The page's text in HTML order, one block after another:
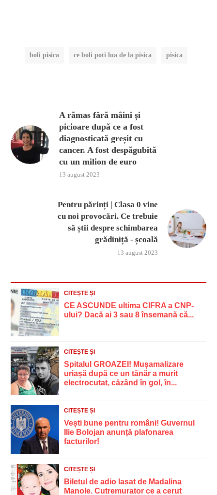
boli pisica ce boli poti lua de la pisica pisica
A rămas fără mâini și
picioare după ce a fost
diagnosticată greșit cu
cancer. A fost despăgubită
cu un milion de euro
13 august 2023
Pentru părinți | Clasa 0 vine
cu noi provocări. Ce trebuie
să știi despre schimbarea
grădiniță - școală
13 august 2023
CITEȘTE ȘI
CE ASCUNDE ultima CIFRA a CNP-
ului? Dacă ai 3 sau 8 însemană că...
CITEȘTE ȘI
Spitalul GROAZEI! Mușamalizare
uriașă după ce un tânăr a murit
electrocutat, căzând în gol, în...
CITEȘTE ȘI
Vești bune pentru români! Guvernul
Ilie Bolojan anunță plafonarea
facturilor!
CITEȘTE ȘI
Biletul de adio lasat de Madalina
Manole. Cutremurator ce a cerut